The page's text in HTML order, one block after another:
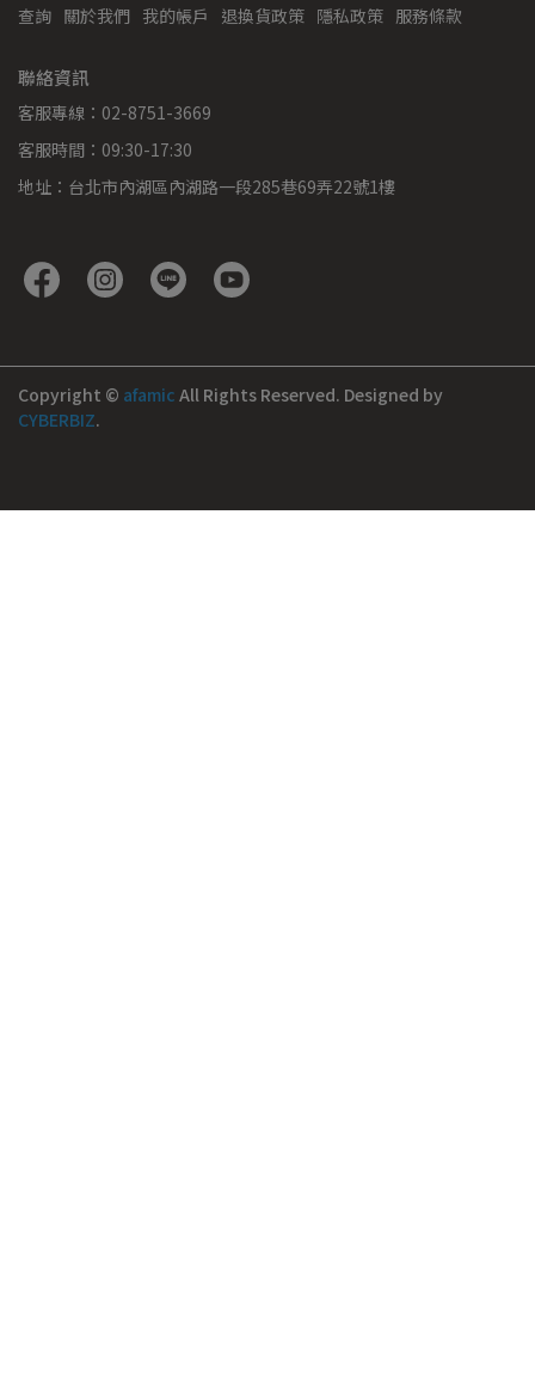
查詢 關於我們 我的帳戶 退換貨政策 隱私政策 服務條款
聯絡資訊
客服專線：02-8751-3669
客服時間：09:30-17:30
地址：台北市內湖區內湖路一段285巷69弄22號1樓
Copyright © afamic All Rights Reserved. Designed by
CYBERBIZ.